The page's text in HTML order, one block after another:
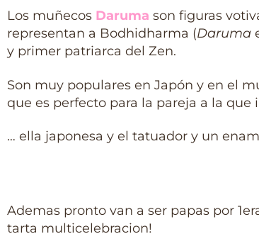
Los muñecos Daruma son figuras
representan a Bodhidharma (Daruma
y primer patriarca del Zen.
Son muy populares en Japón y en el
que es perfecto para la pareja a la
… ella japonesa y el tatuador y un
Ademas pronto van a ser papas por
tarta multicelebracion!